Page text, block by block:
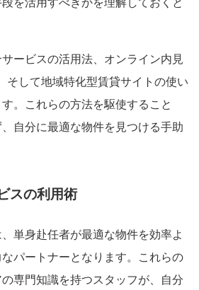
ービスの活用法、オンライン内見
そして地域特化型賃貸サイトの使い
。これらの方法を駆使すること
自分に最適な物件を見つける手助
スの利用術
単身赴任者が最適な物件を効率よ
パートナーとなります。これらの
専門知識を持つスタッフが、自分